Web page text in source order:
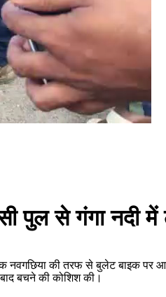
पुल से गंगा नदी में
नवगछिया की तरफ से बुलेट बाइक
बचने की कोशिश की।